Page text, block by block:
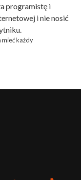
programistę i
i nie nosić
mieć każdy